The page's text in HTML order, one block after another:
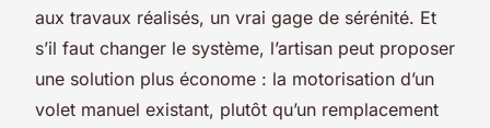
aux travaux réalisés, un vrai gage de sérénité. Et
s’il faut changer le système, l’artisan peut proposer
une solution plus économe : la motorisation d’un
volet manuel existant, plutôt qu’un remplacement